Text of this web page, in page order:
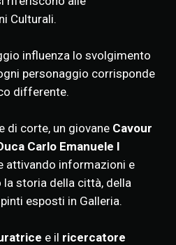
Culturali.
influenza lo svolgimento
personaggio corrisponde
differente.
di corte, un giovane Cavour
Carlo Emanuele I
attivando informazioni e
la storia della città, della
esposti in Galleria.
e il ricercatore